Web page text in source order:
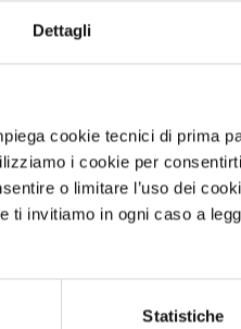
Dettagli
cookie tecnici di prima
i cookie per
o limitare l’uso dei
ti invitiamo in ogni caso a
Statistiche
E FEDE - 02/
la